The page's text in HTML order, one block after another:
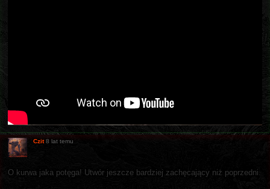
Czit 8 lat temu
O kurwa jaka potęga! Utwór jeszcze bardziej zachęcający niż poprzedni.